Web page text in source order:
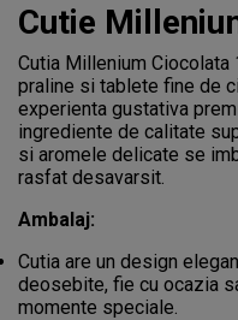
Cutie
Cutia Millenium
praline si tablete fine de
experienta gustativa
ingrediente de calitate
si aromele delicate se
rasfat desavarsit.
Ambalaj:
Cutia are un design
deosebite, fie cu ocazia
momente speciale.